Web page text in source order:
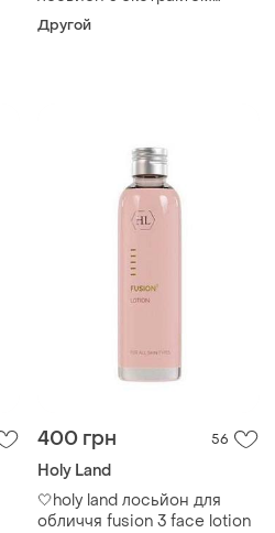
женьшеню і морквяним
маслом ginseng & carrot
Другой
400 грн 56
Holy Land
🤍holy land лосьйон для
обличчя fusion 3 face lotion